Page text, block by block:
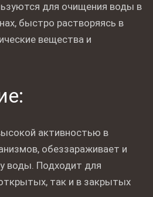
для очищения воды в
быстро растворяясь в
вещества и
активностью в
обеззараживает и
воды. Подходит для
так и в закрытых